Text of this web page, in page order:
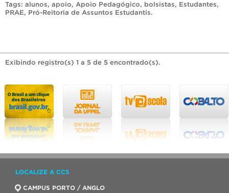
Tags: alunos, apoio, Apoio Pedagógico, bolsistas, Estudantes,
PRAE, Pró-Reitoria de Assuntos Estudantis.
Exibindo registro(s) 1 a 5 de 5 encontrado(s).
LOCALIZE A CCS
CAMPUS PORTO / ANGLO